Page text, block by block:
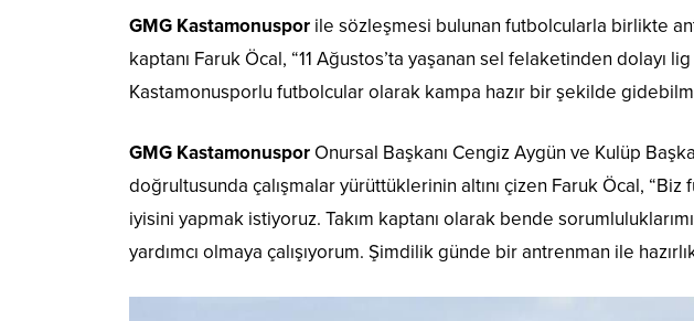
GMG Kastamonuspor ile sözleşmesi bulunan futbolcularla birlikte
kaptanı Faruk Öcal, “11 Ağustos’ta yaşanan sel felaketinden dolayı
Kastamonusporlu futbolcular olarak kampa hazır bir şekilde
GMG Kastamonuspor Onursal Başkanı Cengiz Aygün ve Kulüp
doğrultusunda çalışmalar yürüttüklerinin altını çizen Faruk Öcal,
iyisini yapmak istiyoruz. Takım kaptanı olarak bende
yardımcı olmaya çalışıyorum. Şimdilik günde bir antrenman ile